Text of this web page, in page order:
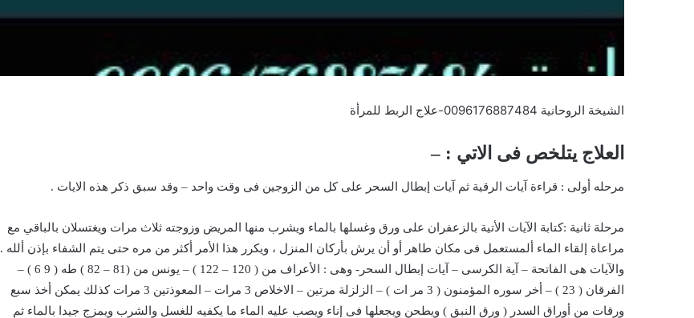
الشيخة الروحانية 0096176887484-علاج الربط للمرأة
العلاج يتلخص فى الاتي : –
مرحله أولى : قراءة آيات الرقية ثم آيات إبطال السحر على كل من الزوجين فى وقت واحد – وقد سبق ذكر هذه الايات .
مرحلة ثانية :كتابة الآيات الأتية بالزعفران على ورق وغسلها بالماء ويشرب منها المريض وزوجته ثلاث مرات ويغتسلان بالباقي مع
مراعاة إلقاء الماء ألمستعمل فى مكان طاهر أو أن يرش بأركان المنزل ، ويكرر هذا الأمر أكثر من مره حتى يتم الشفاء بإذن ألله .
والآيات هى الفاتحة – آية الكرسى – آيات إبطال السحر- وهى : الأعراف من ( 120 – 122 ) – يونس من (81 – 82 ) طه ( 9 6 ) –
الفرقان ( 23 ) – أخر سوره المؤمنون ( 3 مر ات ) – الزلزلة مرتين – الاخلاص 3 مرات – المعوذتين 3 مرات كذلك يمكن أخذ سبع
ورقات من أوراق السدر ( ورق النبق ) ويطحن ويجعلها فى إناء ويصب عليه الماء ما يكفيه للغسل والشرب ويمزج جيدا بالماء ثم